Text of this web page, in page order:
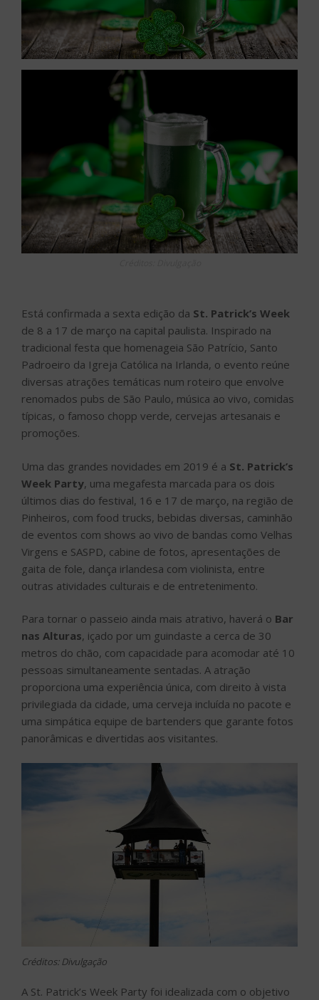
Está confirmada a sexta edição da St. Patrick’s Week
de 8 a 17 de março na capital paulista. Inspirado na
tradicional festa que homenageia São Patrício, Santo
Padroeiro da Igreja Católica na Irlanda, o evento reúne
diversas atrações temáticas num roteiro que envolve
renomados pubs de São Paulo, música ao vivo, comidas
típicas, o famoso chopp verde, cervejas artesanais e
promoções.
Uma das grandes novidades em 2019 é a St. Patrick’s
Week Party, uma megafesta marcada para os dois
últimos dias do festival, 16 e 17 de março, na região de
Pinheiros, com food trucks, bebidas diversas, caminhão
de eventos com shows ao vivo de bandas como Velhas
Virgens e SASPD, cabine de fotos, apresentações de
gaita de fole, dança irlandesa com violinista, entre
outras atividades culturais e de entretenimento.
Para tornar o passeio ainda mais atrativo, haverá o Bar
nas Alturas, içado por um guindaste a cerca de 30
metros do chão, com capacidade para acomodar até 10
pessoas simultaneamente sentadas. A atração
proporciona uma experiência única, com direito à vista
privilegiada da cidade, uma cerveja incluída no pacote e
uma simpática equipe de bartenders que garante fotos
panorâmicas e divertidas aos visitantes.
Créditos: Divulgação
A St. Patrick’s Week Party foi idealizada com o objetivo